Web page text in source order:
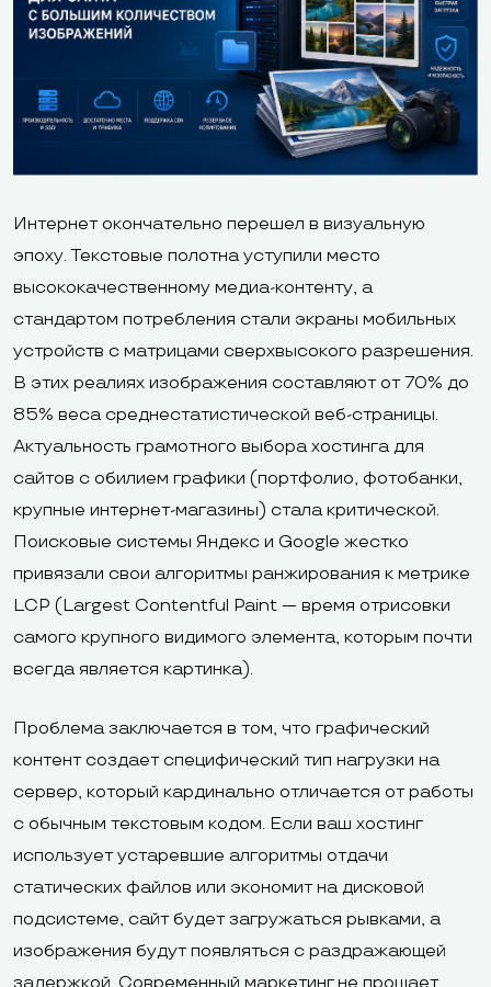
Интернет окончательно перешел в визуальную
эпоху. Текстовые полотна уступили место
высококачественному медиа-контенту, а
стандартом потребления стали экраны мобильных
устройств с матрицами сверхвысокого разрешения.
В этих реалиях изображения составляют от 70% до
85% веса среднестатистической веб-страницы.
Актуальность грамотного выбора хостинга для
сайтов с обилием графики (портфолио, фотобанки,
крупные интернет-магазины) стала критической.
Поисковые системы Яндекс и Google жестко
привязали свои алгоритмы ранжирования к метрике
LCP (Largest Contentful Paint — время отрисовки
самого крупного видимого элемента, которым почти
всегда является картинка).
Проблема заключается в том, что графический
контент создает специфический тип нагрузки на
сервер, который кардинально отличается от работы
с обычным текстовым кодом. Если ваш хостинг
использует устаревшие алгоритмы отдачи
статических файлов или экономит на дисковой
подсистеме, сайт будет загружаться рывками, а
изображения будут появляться с раздражающей